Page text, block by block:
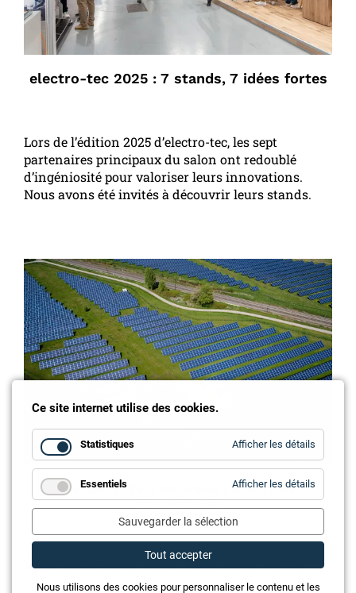
electro-tec 2025 : 7 stands, 7 idées fortes
Lors de l’édition 2025 d’electro-tec, les sept
partenaires principaux du salon ont redoublé
d’ingéniosité pour valoriser leurs innovations.
Nous avons été invités à découvrir leurs stands.
les défis d’un nouveau paradigme
énergétique
Alors que la Suisse poursuit son virage vers les
énergies renouvelables, les Power Purchase
Ce site internet utilise des cookies.
Statistiques Afficher les détails
Essentiels Afficher les détails
Sauvegarder la sélection
Tout accepter
Nous utilisons des cookies pour personnaliser le contenu et les